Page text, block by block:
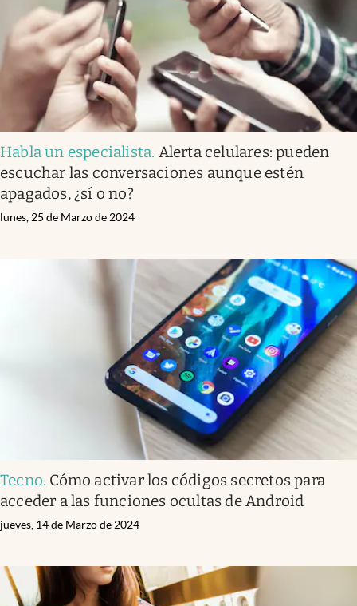
Habla un especialista. Alerta celulares: pueden
escuchar las conversaciones aunque estén
apagados, ¿sí o no?
lunes, 25 de Marzo de 2024
Tecno. Cómo activar los códigos secretos para
acceder a las funciones ocultas de Android
jueves, 14 de Marzo de 2024